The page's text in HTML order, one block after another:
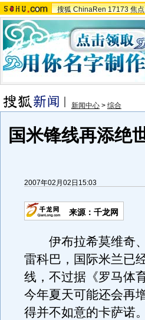
搜狐 ChinaRen 17173 焦
新闻中心 > 综合
国米锋线再添绝
2007年02月02日15:03
来源：千龙网
伊布拉希莫维奇、
雷科巴，国际米兰已
线，不过据《罗马体
今年夏天可能还会再
得并不如意的卡萨诺。